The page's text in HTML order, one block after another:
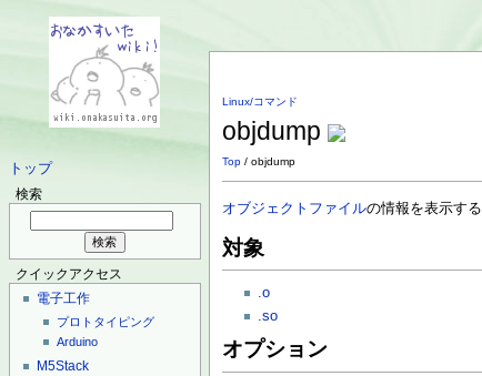
トップ
検索
クイックアクセス
電子工作
プロトタイピング
Arduino
M5Stack
Linux/コマンド
objdump
Top / objdump
オブジェクトファイルの情報を表示する
対象
.o
.so
オプション